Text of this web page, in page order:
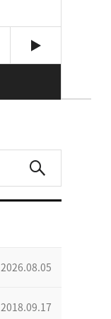
2026.08.05
2018.09.17